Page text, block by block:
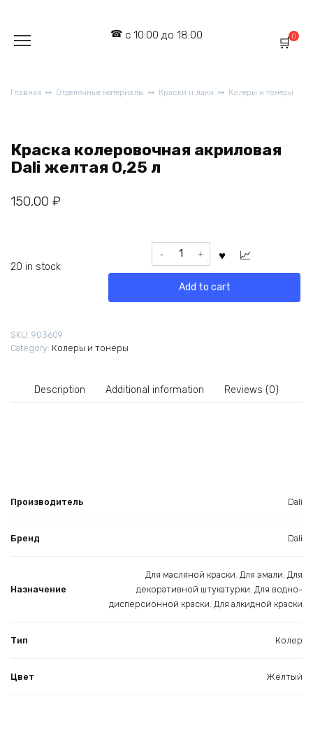
содержанию
с 10:00 до 18:00 0
Главная Отделочные материалы Краски и лаки Колеры и тонеры
Краска колеровочная акриловая
Dali желтая 0,25 л
150,00 ₽
20 in stock
Краска
колеровочная
Add to cart
SKU: 903609
Category: Колеры и тонеры
Description Additional information Reviews (0)
Производитель Dali
Бренд Dali
Назначение
Для масляной краски. Для эмали. Для
декоративной штукатурки. Для водно-
дисперсионной краски. Для алкидной краски
Тип Колер
Цвет Желтый